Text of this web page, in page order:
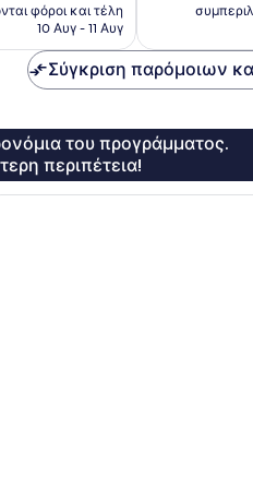
τιμή
είναι
φόροι και τέλη
10 Αυγ - 11 Αυγ
σχόλια
Σύγκριση παρόμοιων
του προγράμματος.
περιπέτεια!